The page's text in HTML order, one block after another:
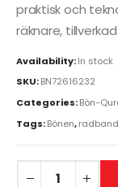
praktisk och
räknare,
Availability:In stock
SKU:BN72616232
Categories:Bön-
Tags:Bönen,radband